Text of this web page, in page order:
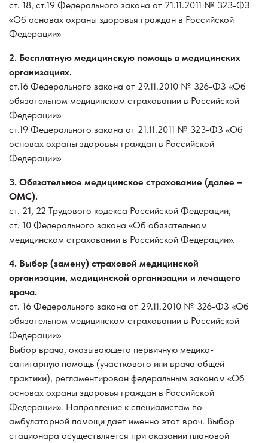
ст. 18, ст.19 Федерального закона от 21.11.2011 № 323-ФЗ
«Об основах охраны здоровья граждан в Российской
Федерации»
2. Бесплатную медицинскую помощь в медицинских
организациях.
ст.16 Федерального закона от 29.11.2010 № 326-ФЗ «Об
обязательном медицинском страховании в Российской
Федерации»
ст.19 Федерального закона от 21.11.2011 № 323-ФЗ «Об
основах охраны здоровья граждан в Российской
Федерации»
3. Обязательное медицинское страхование (далее –
ОМС).
ст. 21, 22 Трудового кодекса Российской Федерации,
ст. 10 Федерального закона «Об обязательном
медицинском страховании в Российской Федерации».
4. Выбор (замену) страховой медицинской
организации, медицинской организации и лечащего
врача.
ст. 16 Федерального закона от 29.11.2010 № 326-ФЗ «Об
обязательном медицинском страховании в Российской
Федерации»
Выбор врача, оказывающего первичную медико-
санитарную помощь (участкового или врача общей
практики), регламентирован федеральным законом «Об
основах охраны здоровья граждан в Российской
Федерации». Направление к специалистам по
амбулаторной помощи дает именно этот врач. Выбор
стационара осуществляется при оказании плановой